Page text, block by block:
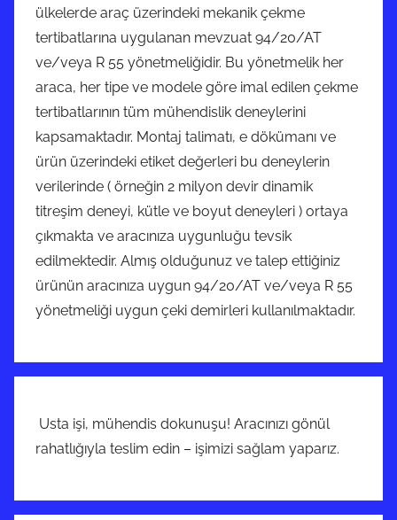
ülkelerde araç üzerindeki mekanik çekme
tertibatlarına uygulanan mevzuat 94/20/AT
ve/veya R 55 yönetmeliğidir. Bu yönetmelik her
araca, her tipe ve modele göre imal edilen çekme
tertibatlarının tüm mühendislik deneylerini
kapsamaktadır. Montaj talimatı, e dökümanı ve
ürün üzerindeki etiket değerleri bu deneylerin
verilerinde ( örneğin 2 milyon devir dinamik
titreşim deneyi, kütle ve boyut deneyleri ) ortaya
çıkmakta ve aracınıza uygunluğu tevsik
edilmektedir. Almış olduğunuz ve talep ettiğiniz
ürünün aracınıza uygun 94/20/AT ve/veya R 55
yönetmeliği uygun çeki demirleri kullanılmaktadır.
Usta işi, mühendis dokunuşu! Aracınızı gönül
rahatlığıyla teslim edin – işimizi sağlam yaparız.